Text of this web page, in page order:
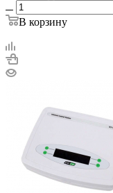
В корзину